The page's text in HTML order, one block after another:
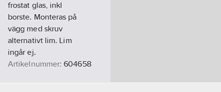
frostat glas, inkl
borste. Monteras på
vägg med skruv
alternativt lim. Lim
ingår ej.
Artikelnummer: 604658